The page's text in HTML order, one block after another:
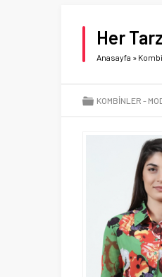
Her
Anasayfa »
KOMBINLER